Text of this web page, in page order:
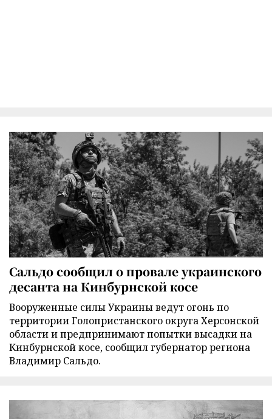
Сальдо сообщил о провале украинского
десанта на Кинбурнской косе
Вооруженные силы Украины ведут огонь по
территории Голопристанского округа Херсонской
области и предпринимают попытки высадки на
Кинбурнской косе, сообщил губернатор региона
Владимир Сальдо.